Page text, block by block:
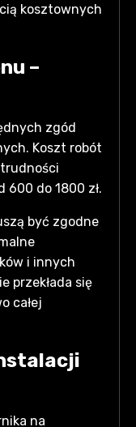
kosztownych
–
zgód
Koszt robót
do 1800 zł.
być zgodne
i innych
przekłada się
całej
na